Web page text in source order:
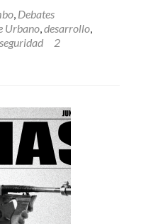
o
Guayabo:
4to
Martes
12
de
Marzo
, Debates
Urbano,desarrollo,
seguridad
2